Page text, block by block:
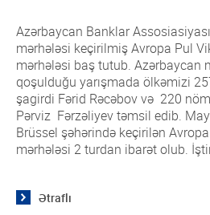
Azərbaycan Banklar
mərhələsi keçirilmiş Avropa Pul
mərhələsi baş tutub. Azərbaycan
qoşulduğu yarışmada ölkəmizi
şagirdi Fərid Rəcəbov və 220
Pərviz Fərzəliyev təmsil edib. May
Brüssel şəhərində keçirilən
mərhələsi 2 turdan ibarət olub.
Ətraflı